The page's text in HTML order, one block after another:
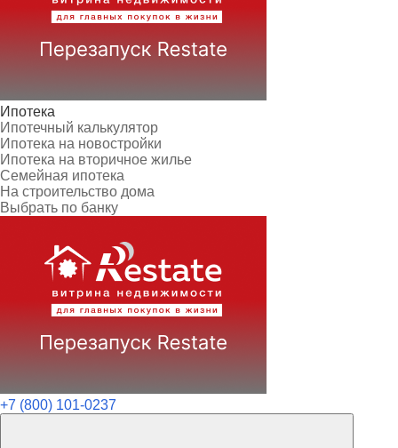
Ипотека
Ипотечный калькулятор
Ипотека на новостройки
Ипотека на вторичное жилье
Семейная ипотека
На строительство дома
Выбрать по банку
+7 (800) 101-0237